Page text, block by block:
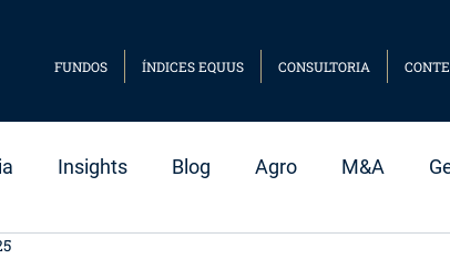
FUNDOS ÍNDICES EQUUS CONSULTORIA
Insights Blog Agro M&A